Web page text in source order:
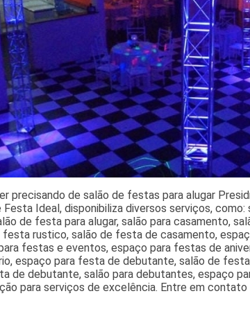
precisando de salão de festas para alugar
Festa Ideal, disponibiliza diversos serviços,
de festa para alugar, salão para casamento,
festa rustico, salão de festa de casamento,
festas e eventos, espaço para festas de
espaço para festa de debutante, salão de
de debutante, salão para debutantes, espaço
para serviços de excelência. Entre em